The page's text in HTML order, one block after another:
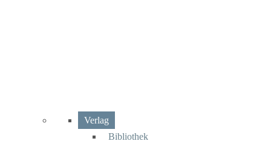
Verlag
Bibliothek